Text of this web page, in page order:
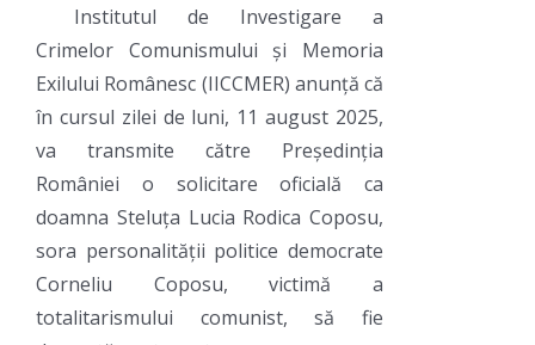
Institutul de Investigare a
Crimelor Comunismului și Memoria
Exilului Românesc (IICCMER) anunță că
în cursul zilei de luni, 11 august 2025,
va transmite către Președinția
României o solicitare oficială ca
doamna Steluța Lucia Rodica Coposu,
sora personalității politice democrate
Corneliu Coposu, victimă a
totalitarismului comunist, să fie